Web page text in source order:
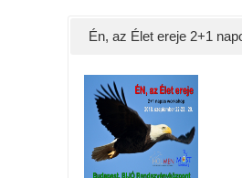
Én, az Élet ereje 2+1